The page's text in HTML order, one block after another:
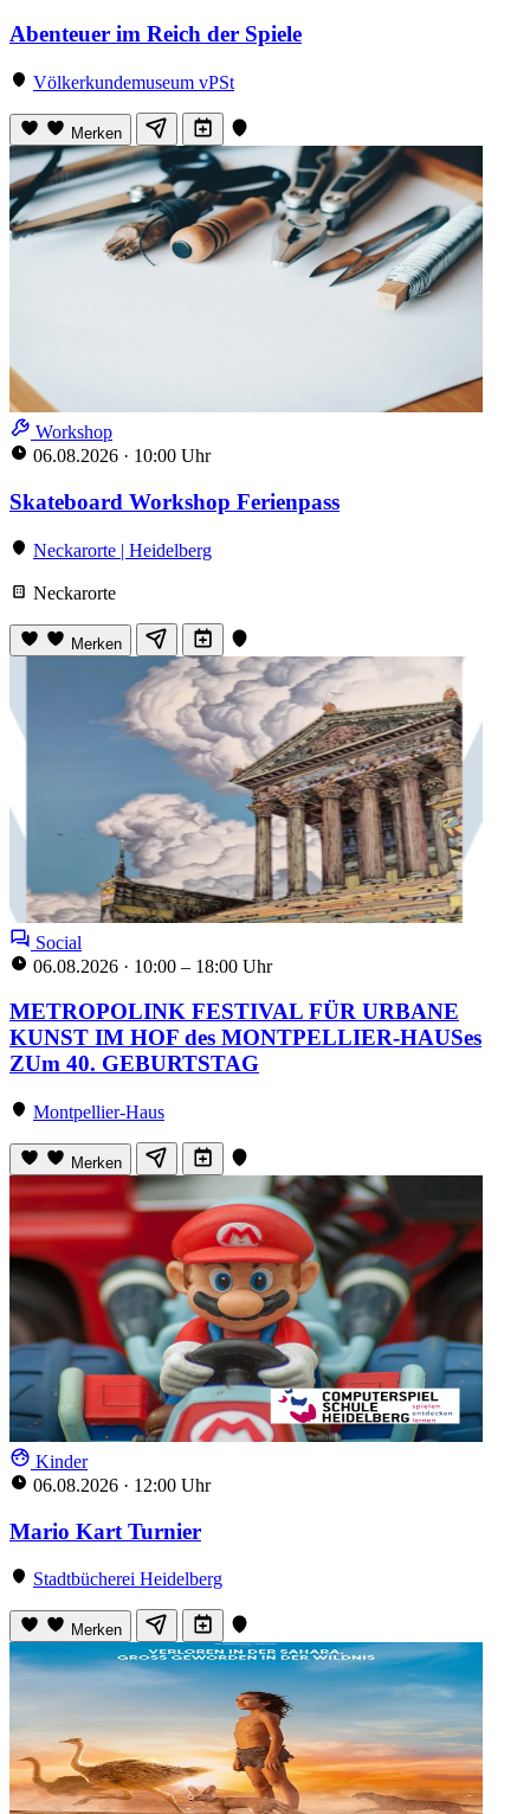
Abenteuer im Reich der Spiele
Völkerkundemuseum vPSt
Merken
Workshop
06.08.2026 · 10:00 Uhr
Skateboard Workshop Ferienpass
Neckarorte | Heidelberg
Neckarorte
Merken
Social
06.08.2026 · 10:00 – 18:00 Uhr
METROPOLINK FESTIVAL FÜR URBANE
KUNST IM HOF des MONTPELLIER-HAUSes
ZUm 40. GEBURTSTAG
Montpellier-Haus
Merken
Kinder
06.08.2026 · 12:00 Uhr
Mario Kart Turnier
Stadtbücherei Heidelberg
Merken